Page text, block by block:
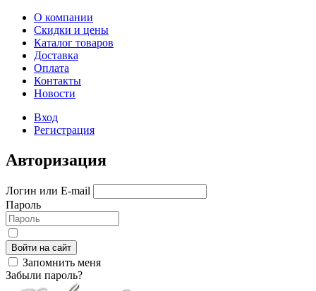
О компании
Скидки и цены
Каталог товаров
Доставка
Оплата
Контакты
Новости
Вход
Регистрация
Авторизация
Логин или E-mail
Пароль
Войти на сайт
Запомнить меня
Забыли пароль?